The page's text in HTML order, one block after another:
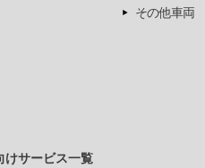
その他車両
けサービス一覧